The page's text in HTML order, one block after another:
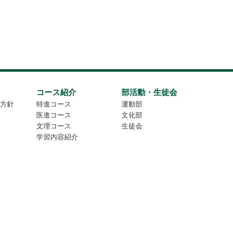
針
コース紹介
特進コース
医進コース
文理コース
学習内容紹介
部活動・生徒会
運動部
文化部
生徒会